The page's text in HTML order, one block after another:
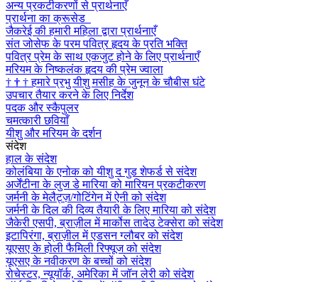
अन्य प्रकटीकरणों से प्रार्थनाएँ
प्रार्थना का क्रूसेड
जैकरेई की हमारी महिला द्वारा प्रार्थनाएँ
संत जोसेफ के परम पवित्र हृदय के प्रति भक्ति
पवित्र प्रेम के साथ एकजुट होने के लिए प्रार्थनाएँ
मरियम के निष्कलंक हृदय की प्रेम ज्वाला
† † † हमारे प्रभु यीशु मसीह के जुनून के चौबीस घंटे
उपचार तैयार करने के लिए निर्देश
पदक और स्कैपुलर
चमत्कारी छवियाँ
यीशु और मरियम के दर्शन
संदेश
हाल के संदेश
कोलंबिया के एनोक को यीशु द गुड शेफर्ड से संदेश
अर्जेंटीना के लुज डे मारिया को मारियन प्रकटीकरण
जर्मनी के मेलैट्ज़/गोटिंगेन में ऐनी को संदेश
जर्मनी के दिल की दिव्य तैयारी के लिए मारिया को संदेश
जैकेरी एसपी, ब्राज़ील में मार्कोस तादेउ टेक्सेरा को संदेश
इटापिरंगा, ब्राज़ील में एडसन ग्लौबर को संदेश
यूएसए के होली फैमिली रिफ्यूज को संदेश
यूएसए के नवीकरण के बच्चों को संदेश
रोचेस्टर, न्यूयॉर्क, अमेरिका में जॉन लेरी को संदेश